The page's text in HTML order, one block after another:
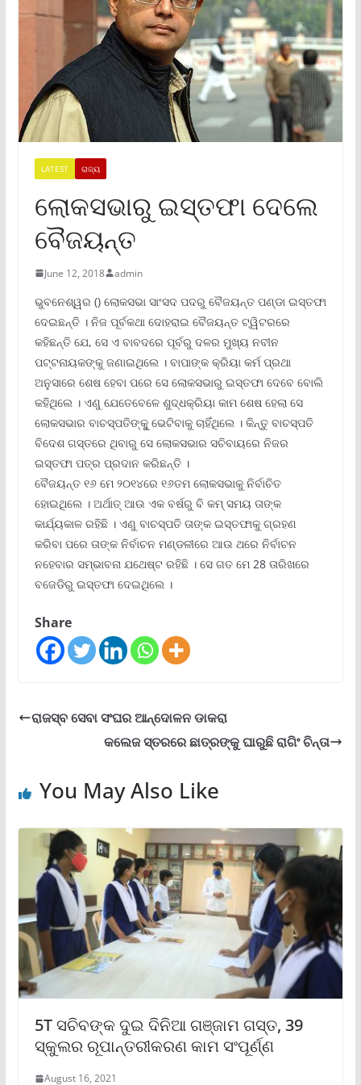
LATEST ରାଜ୍ୟ
ଲୋକସଭାରୁ ଇସ୍ତଫା ଦେଲେ
ବୈଜୟନ୍ତ
June 12, 2018 admin
ଭୁବନେଶ୍ୱର () ଲୋକସଭା ସାଂସଦ ପଦରୁ ବୈଜୟନ୍ତ ପଣ୍ଡା ଇସ୍ତଫା
ଦେଇଛନ୍ତି । ନିଜ ପୂର୍ବକଥା ଦୋହରାଇ ବୈଜୟନ୍ତ ଟ୍ୱିଟରରେ
କହିଛନ୍ତି ଯେ, ସେ ଏ ବାବଦରେ ପୂର୍ବରୁ ଦଳର ମୁଖ୍ୟ ନବୀନ
ପଟ୍ଟନାୟକଙ୍କୁ ଜଣାଇଥିଲେ । ବାପାଙ୍କ କ୍ରିୟା କର୍ମ ପ୍ରଥା
ଅନୁସାରେ ଶେଷ ହେବା ପରେ ସେ ଲୋକସଭାରୁ ଇସ୍ତଫା ଦେବେ ବୋଲି
କହିଥିଲେ । ଏଣୁ ଯେତେବେଳେ ଶୁଦ୍ଧକ୍ରିୟା କାମ ଶେଷ ହେଲା ସେ
ଲୋକସଭାର ବାଚସ୍ପତିଙ୍କୁୁ ଭେଟିବାକୁ ଚାହିଁଥିଲେ । କିନ୍ତୁ ବାଚସ୍ପତି
ବିଦେଶ ଗସ୍ତରେ ଥିବାରୁ ସେ ଲୋକସଭାର ସଚିବାୟରେ ନିଜର
ଇସ୍ତଫା ପତ୍ର ପ୍ରଦାନ କରିଛନ୍ତି ।
ବୈଜୟନ୍ତ ୧୬ ମେ ୨୦୧୪ରେ ୧୬ତମ ଲୋକସଭାକୁ ନିର୍ବାଚିତ
ହୋଇଥିଲେ । ଅର୍ଥାତ୍ ଆଉ ଏକ ବର୍ଷରୁ ବି କମ୍ ସମୟ ତାଙ୍କ
କାର୍ଯ୍ୟକାଳ ରହିଛି । ଏଣୁ ବାଚସ୍ପତି ତାଙ୍କ ଇସ୍ତଫାକୁ ଗ୍ରହଣ
କରିବା ପରେ ତାଙ୍କ ନିର୍ବାଚନ ମଣ୍ଡଳୀରେ ଆଉ ଥରେ ନିର୍ବାଚନ
ନହେବାର ସମ୍ଭାବନା ଯଥେଷ୍ଟ ରହିଛି । ସେ ଗତ ମେ 28 ତାରିଖରେ
ବଜେଡିରୁ ଇସ୍ତଫା ଦେଇଥିଲେ ।
Share
ରାଜସ୍ବ ସେବା ସଂଘର ଆନ୍ଦୋଳନ ଡାକରା
କଲେଜ ସ୍ତରରେ ଛାତ୍ରଙ୍କୁ ଘାରୁଛି ରାଗିଂ ଚିନ୍ତା
You May Also Like
5T ସଚିବଙ୍କ ଦୁଇ ଦିନିଆ ଗଞ୍ଜାମ ଗସ୍ତ, 39
ସ୍କୁଲର ରୂପାନ୍ତରୀକରଣ କାମ ସଂପୂର୍ଣ୍ଣ
August 16, 2021